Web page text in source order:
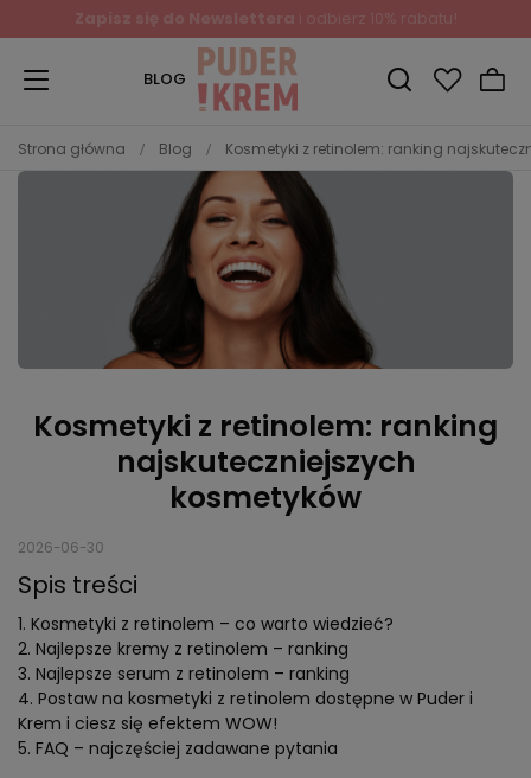
Zapisz się do Newslettera i odbierz 10% rabatu!
BLOG
Strona główna Blog Kosmetyki z retinolem: ranking
Kosmetyki z retinolem: ranking
najskuteczniejszych
kosmetyków
2026-06-30
Spis treści
Kosmetyki z retinolem – co warto wiedzieć?
Najlepsze kremy z retinolem – ranking
Najlepsze serum z retinolem – ranking
Postaw na kosmetyki z retinolem dostępne w Puder i
Krem i ciesz się efektem WOW!
FAQ – najczęściej zadawane pytania